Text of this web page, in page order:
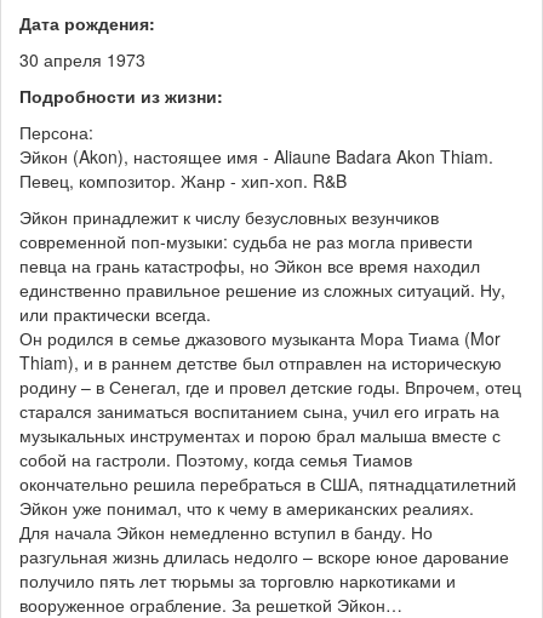
Дата рождения:
30 апреля 1973
Подробности из жизни:
Персона:
Эйкон (Akon), настоящее имя - Aliaune Badara Akon Thiam.
Певец, композитор. Жанр - хип-хоп. R&B
Эйкон принадлежит к числу безусловных везунчиков
современной поп-музыки: судьба не раз могла привести
певца на грань катастрофы, но Эйкон все время находил
единственно правильное решение из сложных ситуаций. Ну,
или практически всегда.
Он родился в семье джазового музыканта Мора Тиама (Mor
Thiam), и в раннем детстве был отправлен на историческую
родину – в Сенегал, где и провел детские годы. Впрочем, отец
старался заниматься воспитанием сына, учил его играть на
музыкальных инструментах и порою брал малыша вместе с
собой на гастроли. Поэтому, когда семья Тиамов
окончательно решила перебраться в США, пятнадцатилетний
Эйкон уже понимал, что к чему в американских реалиях.
Для начала Эйкон немедленно вступил в банду. Но
разгульная жизнь длилась недолго – вскоре юное дарование
получило пять лет тюрьмы за торговлю наркотиками и
вооруженное ограбление. За решеткой Эйкон…